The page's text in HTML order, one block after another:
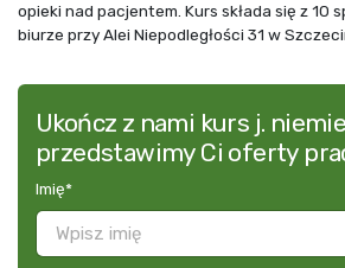
opieki nad pacjentem. Kurs składa się z 10
biurze przy Alei Niepodległości 31 w
Ukończ z nami kurs j.
przedstawimy Ci oferty
Imię*